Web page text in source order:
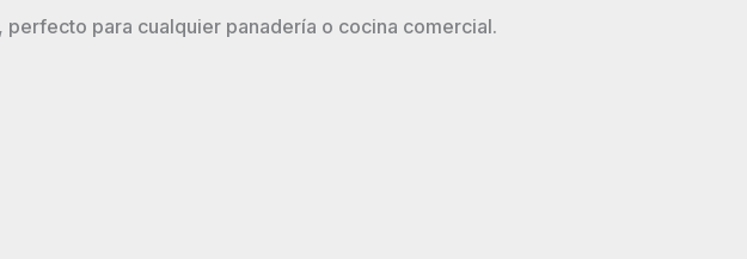
para cualquier panadería o cocina comercial.